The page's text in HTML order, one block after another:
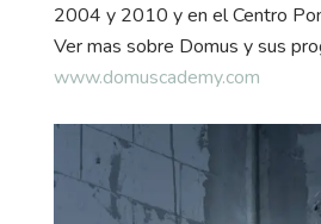
2004 y 2010 y en el Centro
Ver mas sobre Domus y sus
www.domuscademy.com